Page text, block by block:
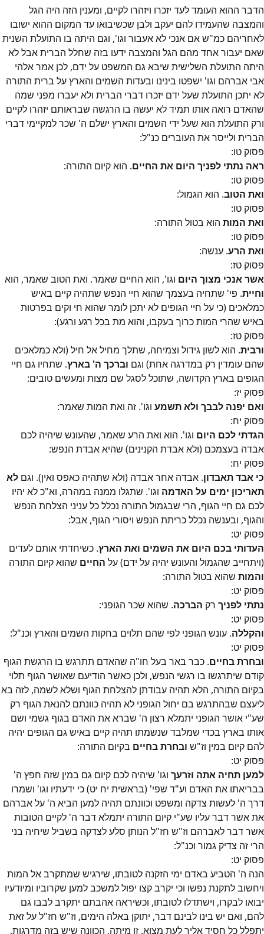
הדבר ההוא העומד לעד יזכרו ויזהרו לקיים, ומענין הזה היה הגל
והמצבה שהעמידו להם יעקב ולבן שכשיבואו עד המקום ההוא ישובו
לאחריהם כמ"ש אם אנכי לא אעבור וגו', וגם היתה בו התועלת השנית
שאם יעבור אחד מהם הגל והמצבה ידעו בזה שחלל הברית אבל לא
היתה התועלת השלישית שיבא גם המשפט על ידם, לכן אמר אלהי
אבי אברהם וגו' ישפטו בינינו ובעדות השמים והארץ על ברית התורה
לא יתכן התועלת שעל ידם יזכרו דברי הברית ולא יעברו מפני שמה
שהאדם רואה אותו תמיד לא יעשה בו הרגשה שבראותם יזהרו לקיים
ורק התועלת הוא שעל ידי השמים והארץ ישלם ה' שכר למקיימי דברי
הברית ולייסר את העוברים כנ"ל:
פסוק טו:
ראה נתתי לפניך היום את החיים. הוא קיום התורה:
פסוק טו:
ואת הטוב. הוא הגמול:
פסוק טו:
ואת המות הוא בטול התורה:
פסוק טו:
ואת הרע. ענשה:
פסוק טז:
אשר אנכי מצוך היום וגו', הוא החיים שאמר. ואת הטוב שאמר, הוא
וחיית. פי' שתחיה בעצמך שהוא חיי הנפש שתהיה קיים באיש
כמלאכים (כי על חיי הגופים לא יתכן לומר שהוא חי וקים בפרטות
באיש שהרי המות כרוך בעקבו, והוא מת בכל רגע ורגע):
פסוק טז:
ורבית. הוא לשון גידול וצמיחה, שתלך מחיל אל חיל (ולא כמלאכים
שהם עומדין רק במדרגה אחת) וגם וברכך ה' בארץ. שתחיו גם חיי
הגופים בארץ הקדושה, שתוכל לסגל שם מצות ומעשים טובים:
פסוק יז:
ואם יפנה לבבך ולא תשמע וגו'. זה ואת המות שאמר:
פסוק יח:
הגדתי לכם היום וגו'. הוא ואת הרע שאמר, שהעונש שיהיה לכם
אבדה בעצמכם (ולא אבדת הקנינים) שהיא אבדת הנפש:
פסוק יח:
כי אבד תאבדון. אבדה אחר אבדה (ולא שתהיה כאפס ואין). וגם לא
תאריכון ימים על האדמה וגו'. שתגלו ממנה במהרה, וא"כ לא יהיו
לכם גם חיי הגוף, הרי שבגמול התורה נכלל כל עניני הצלחת הנפש
והגוף, ובענשה נכלל כריתת הנפש ויסורי הגוף, אבל:
פסוק יט:
העדותי בכם היום את השמים ואת הארץ. כשיחדתי אותם לעדים
(ויתחייב שהגמול והעונש יהיה על ידם) על החיים שהוא קיום התורה
והמות שהוא בטול התורה:
פסוק יט:
נתתי לפניך רק הברכה. שהוא שכר הגופני:
פסוק יט:
והקללה. עונש הגופני לפי שהם תלוים בחקות השמים והארץ וכנ"ל:
פסוק יט:
ובחרת בחיים. כבר באר בעל חו"ה שהאדם תתרגש בו הרגשת הגוף
קודם שיתרגשו בו רגשי הנפש, ולכן כאשר הודיעם שאושר הגוף תלוי
בקיום התורה, הלא תהיה עבודתן להצלחת הגוף ושלא לשמה, לזה בא
ליעצם שבהתרגש בם יחול הגופני לא תהיה כוונתם להנאת הגוף רק
שע"י אושר הגופני יתמלא רצון ה' שברא את האדם בגוף גשמי ושם
אותו בארץ בכדי שמלבד שנשמתו תהיה קיים באיש גם הגופים יהיה
להם קיום במין וז"ש ובחרת בחיים בקיום התורה:
פסוק יט:
למען תחיה אתה וזרעך וגו' שיהיה לכם קיום גם במין שזה חפץ ה'
בבריאתו את האדם וע"ד שפי' (בראשית יח יט) כי ידעתיו וגו' ושמרו
דרך ה' לעשות צדקה ומשפט וכוונתם תהיה למען הביא ה' על אברהם
את אשר דבר עליו שע"י קיום התורה יתמלא דבר ה' לקיים הטובות
אשר דבר לאברהם וז"ש חז"ל הנותן סלע לצדקה בשביל שיחיה בני
הרי זה צדיק גמור וכנ"ל:
פסוק יט:
הנה ה' הטביע באדם ימי הזקנה לטובתו, שירגיש שמתקרב אל המות
ויחשוב לתקנת נפשו וכי יקרב קצו יפול למשכב למען שקרוביו ומיודעיו
יבואו לבקרו, וישתדלו לטובתו, וכשיראה אהבתם יתקרב לבבו גם
להם, ואם יש בינו לבינם דבר, יתוקן באלה הימים, וז"ש חז"ל על זאת
יתפלל כל חסיד אליך לעת מצוא, זו מיתה, הכוונה שיש בזה מדרגות,